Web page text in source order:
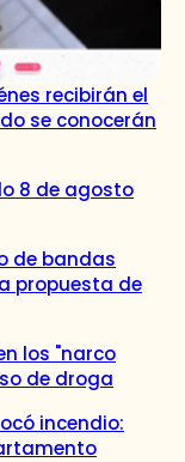
recibirán el
se conocerán
8 de agosto
de bandas
propuesta de
los "narco
de droga
incendio: